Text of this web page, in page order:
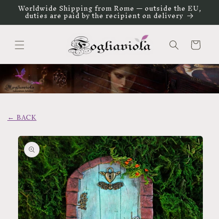
direttamente
ai contenuti
Worldwide Shipping from Rome — outside the EU,
duties are paid by the recipient on delivery
Carrello
← BACK
Passa alle
informazioni
sul prodotto